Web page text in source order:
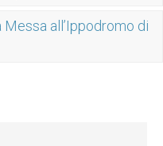
all’Ippodromo di